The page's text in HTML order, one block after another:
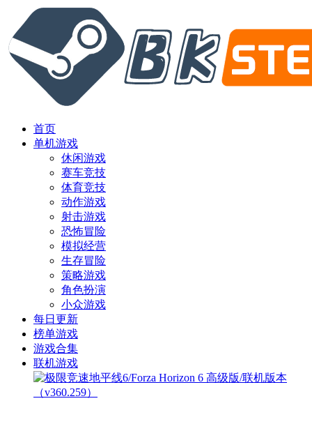
首页
单机游戏
休闲游戏
赛车竞技
体育竞技
动作游戏
射击游戏
恐怖冒险
模拟经营
生存冒险
策略游戏
角色扮演
小众游戏
每日更新
榜单游戏
游戏合集
联机游戏